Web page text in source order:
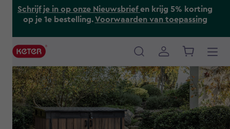
Schrijf je in op onze Nieuwsbriefen krijg 5% korting
op je 1e bestelling.Voorwaarden van toepassing
Main
navigation